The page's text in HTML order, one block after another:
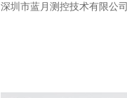
深圳市蓝月测控技术有限公司